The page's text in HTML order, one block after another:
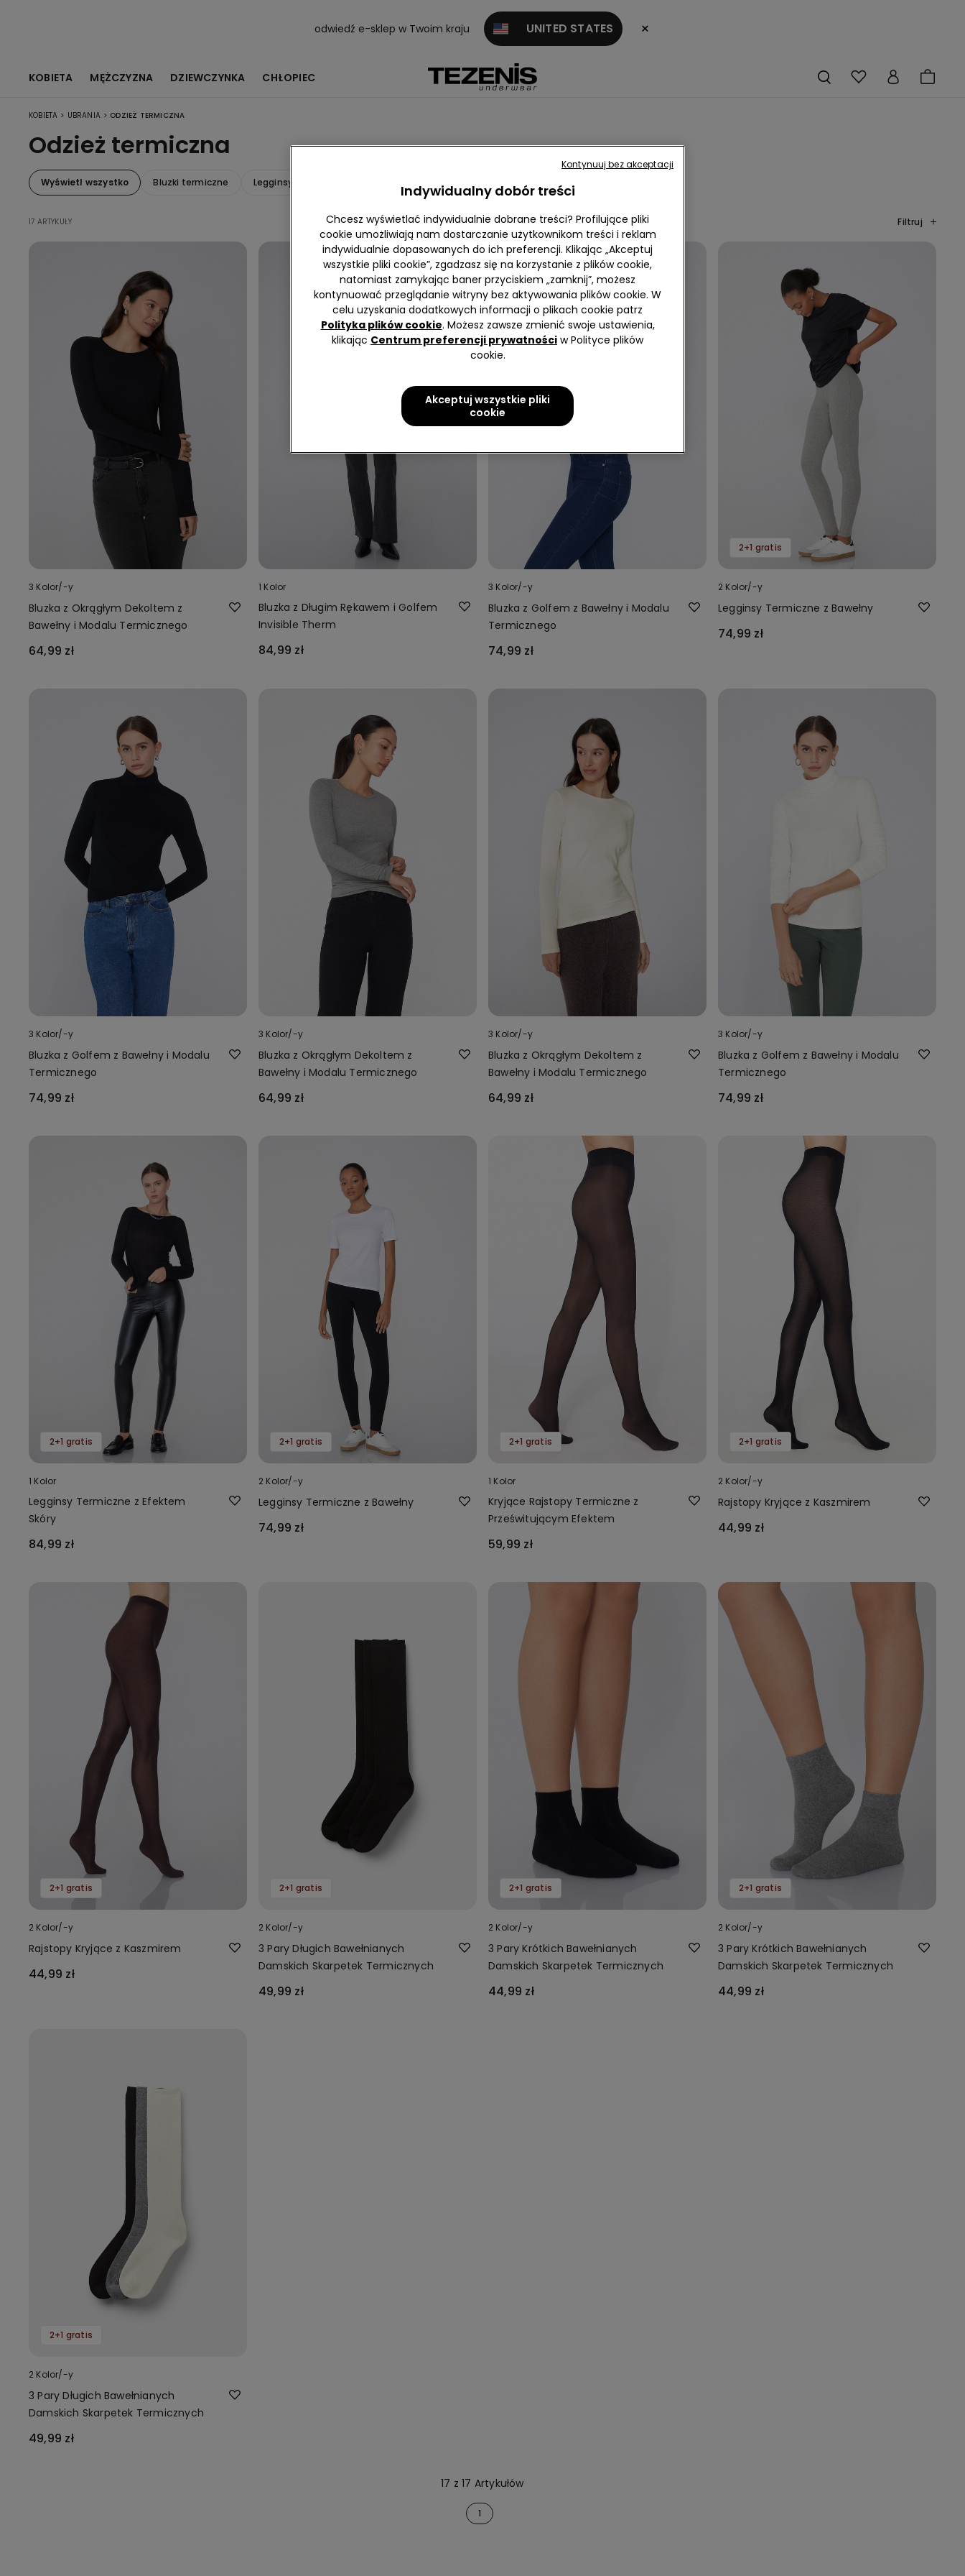
odwiedź e-sklep w Twoim kraju UNITED STATES ×
KOBIETA MĘŻCZYZNA DZIEWCZYNKA CHŁOPIEC
KOBIETA > UBRANIA > ODZIEŻ TERMICZNA
Odzież termiczna
Wyświetl wszystko Bluzki termiczne Legginsy termiczne
17 ARTYKUŁY Filtruj
3 Kolor/-y
Bluzka z Okrągłym Dekoltem z
Bawełny i Modalu Termicznego
64,99 zł
1 Kolor
Bluzka z Długim Rękawem i Golfem
Invisible Therm
84,99 zł
3 Kolor/-y
Bluzka z Golfem z Bawełny i Modalu
Termicznego
74,99 zł
2+1 gratis
2 Kolor/-y
Legginsy Termiczne z Bawełny
74,99 zł
3 Kolor/-y
Bluzka z Golfem z Bawełny i Modalu
Termicznego
74,99 zł
3 Kolor/-y
Bluzka z Okrągłym Dekoltem z
Bawełny i Modalu Termicznego
64,99 zł
3 Kolor/-y
Bluzka z Okrągłym Dekoltem z
Bawełny i Modalu Termicznego
64,99 zł
3 Kolor/-y
Bluzka z Golfem z Bawełny i Modalu
Termicznego
74,99 zł
2+1 gratis
1 Kolor
Legginsy Termiczne z Efektem
Skóry
84,99 zł
2+1 gratis
2 Kolor/-y
Legginsy Termiczne z Bawełny
74,99 zł
2+1 gratis
1 Kolor
Kryjące Rajstopy Termiczne z
Prześwitującym Efektem
59,99 zł
2+1 gratis
2 Kolor/-y
Rajstopy Kryjące z Kaszmirem
44,99 zł
2+1 gratis
2 Kolor/-y
Rajstopy Kryjące z Kaszmirem
44,99 zł
2+1 gratis
2 Kolor/-y
3 Pary Długich Bawełnianych
Damskich Skarpetek Termicznych
49,99 zł
2+1 gratis
2 Kolor/-y
3 Pary Krótkich Bawełnianych
Damskich Skarpetek Termicznych
44,99 zł
2+1 gratis
2 Kolor/-y
3 Pary Krótkich Bawełnianych
Damskich Skarpetek Termicznych
44,99 zł
2+1 gratis
2 Kolor/-y
3 Pary Długich Bawełnianych
Damskich Skarpetek Termicznych
49,99 zł
17 z 17 Artykułów
1
Indywidualny dobór treści
Chcesz wyświetlać indywidualnie dobrane treści? Profilujące pliki
cookie umożliwiają nam dostarczanie użytkownikom treści i reklam
indywidualnie dopasowanych do ich preferencji. Klikając „Akceptuj
wszystkie pliki cookie”, zgadzasz się na korzystanie z plików cookie,
natomiast zamykając baner przyciskiem „zamknij”, możesz
kontynuować przeglądanie witryny bez aktywowania plików cookie. W
celu uzyskania dodatkowych informacji o plikach cookie patrz
Polityka plików cookie. Możesz zawsze zmienić swoje ustawienia,
klikając Centrum preferencji prywatności w Polityce plików
cookie.
Akceptuj wszystkie pliki
cookie
Kontynuuj bez akceptacji